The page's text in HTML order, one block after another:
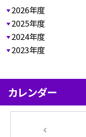
2026年度
2025年度
2024年度
2023年度
カレンダー